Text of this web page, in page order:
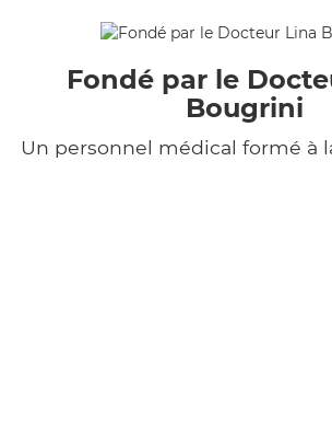
Fondé par le
Bougrini
Un personnel médical formé à